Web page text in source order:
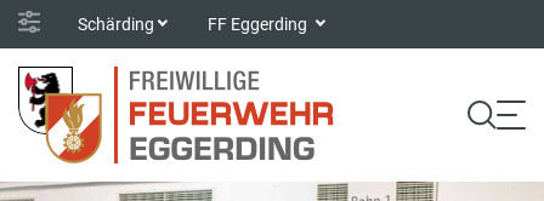
Schärding FF Eggerding